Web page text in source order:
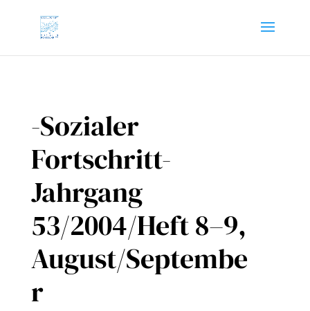
-Sozialer
Fortschritt-
Jahrgang
53/2004/Heft 8–9,
August/Septembe
r